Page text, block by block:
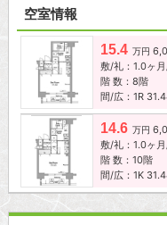
空室情報
15.4 万円
敷/礼：1.0ヶ
階 数：8階
間/広：1R
14.6 万円
敷/礼：1.0ヶ
階 数：10階
間/広：1K